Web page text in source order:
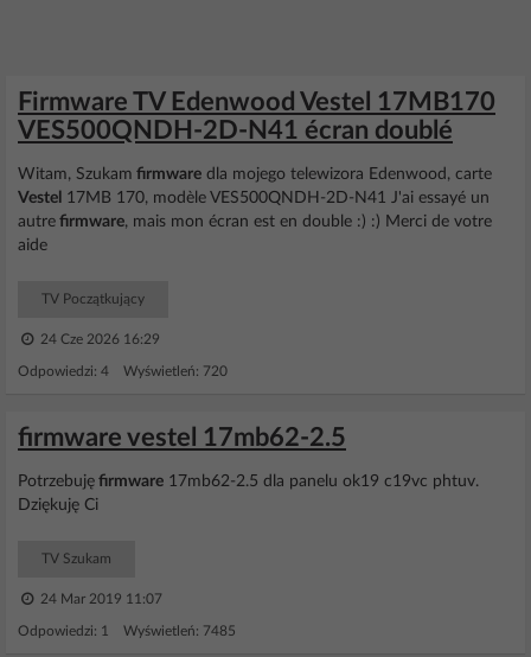
Firmware TV Edenwood Vestel 17MB170
VES500QNDH-2D-N41 écran doublé
Witam, Szukam firmware dla mojego telewizora Edenwood, carte
Vestel 17MB 170, modèle VES500QNDH-2D-N41 J'ai essayé un
autre firmware, mais mon écran est en double :) :) Merci de votre
aide
TV Początkujący
24 Cze 2026 16:29
Odpowiedzi: 4 Wyświetleń: 720
firmware vestel 17mb62-2.5
Potrzebuję firmware 17mb62-2.5 dla panelu ok19 c19vc phtuv.
Dziękuję Ci
TV Szukam
24 Mar 2019 11:07
Odpowiedzi: 1 Wyświetleń: 7485